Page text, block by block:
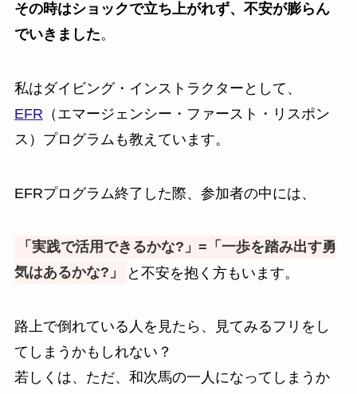
その時はショックで立ち上がれず、不安が膨らん
でいきました。
私はダイビング・インストラクターとして、
EFR （エマージェンシー・ファースト・リスポン
ス）プログラムも教えています。
EFRプログラム終了した際、参加者の中には、
「実践で活用できるかな?」=「一歩を踏み出す勇
気はあるかな?」
と不安を抱く方もいます。
路上で倒れている人を見たら、見てみるフリをし
てしまうかもしれない？
若しくは、ただ、和次馬の一人になってしまうか